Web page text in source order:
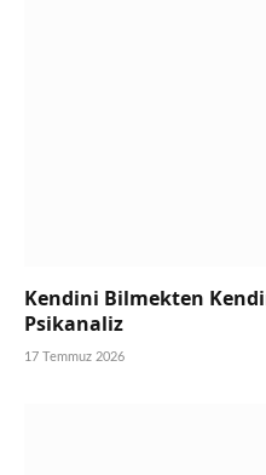
Kendini Bilmekten
Psikanaliz
17 Temmuz 2026